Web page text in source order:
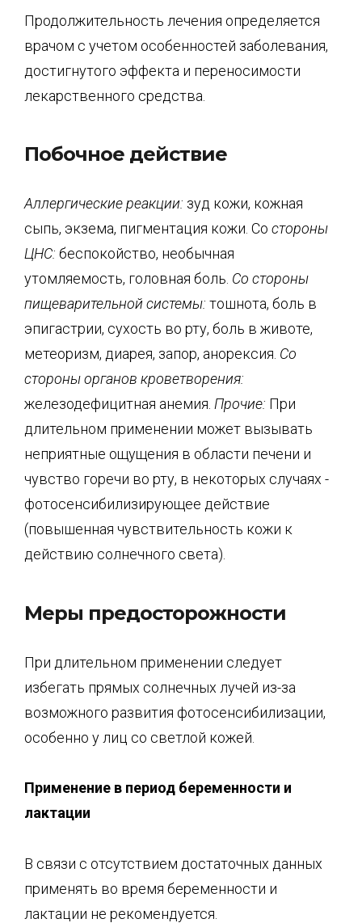
Продолжительность лечения определяется
врачом с учетом особенностей заболевания,
достигнутого эффекта и переносимости
лекарственного средства.
Побочное действие
Аллергические реакции: зуд кожи, кожная
сыпь, экзема, пигментация кожи. Со стороны
ЦНС: беспокойство, необычная
утомляемость, головная боль. Со стороны
пищеварительной системы: тошнота, боль в
эпигастрии, сухость во рту, боль в животе,
метеоризм, диарея, запор, анорексия. Со
стороны органов кроветворения:
железодефицитная анемия. Прочие: При
длительном применении может вызывать
неприятные ощущения в области печени и
чувство горечи во рту, в некоторых случаях -
фотосенсибилизирующее действие
(повышенная чувствительность кожи к
действию солнечного света).
Меры предосторожности
При длительном применении следует
избегать прямых солнечных лучей из-за
возможного развития фотосенсибилизации,
особенно у лиц со светлой кожей.
Применение в период беременности и
лактации
В связи с отсутствием достаточных данных
применять во время беременности и
лактации не рекомендуется.